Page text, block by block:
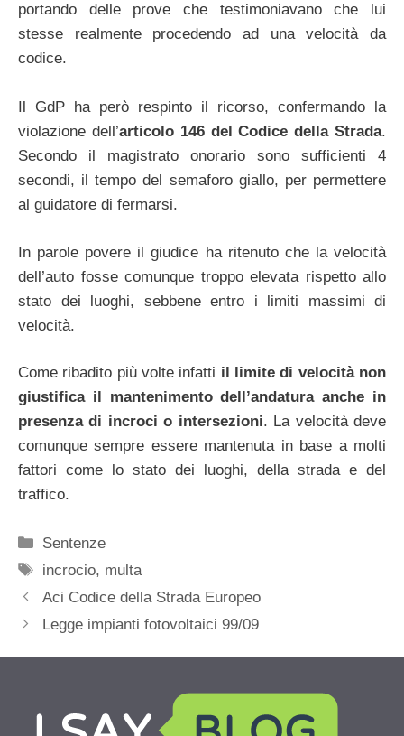
portando delle prove che testimoniavano che lui
stesse realmente procedendo ad una velocità da
codice.
Il GdP ha però respinto il ricorso, confermando la
violazione dell’articolo 146 del Codice della Strada.
Secondo il magistrato onorario sono sufficienti 4
secondi, il tempo del semaforo giallo, per permettere
al guidatore di fermarsi.
In parole povere il giudice ha ritenuto che la velocità
dell’auto fosse comunque troppo elevata rispetto allo
stato dei luoghi, sebbene entro i limiti massimi di
velocità.
Come ribadito più volte infatti il limite di velocità non
giustifica il mantenimento dell’andatura anche in
presenza di incroci o intersezioni. La velocità deve
comunque sempre essere mantenuta in base a molti
fattori come lo stato dei luoghi, della strada e del
traffico.
Categorie
Sentenze
Tag
incrocio, multa
Aci Codice della Strada Europeo
Legge impianti fotovoltaici 99/09